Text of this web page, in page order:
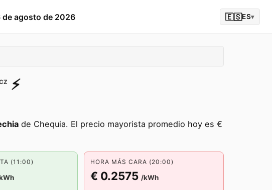
de agosto de 2026 🇪🇸ES▾
⚡️
de Chequia. El precio mayorista promedio hoy es €
(11:00) HORA MÁS CARA (20:00)
€ 0.2575 /kWh